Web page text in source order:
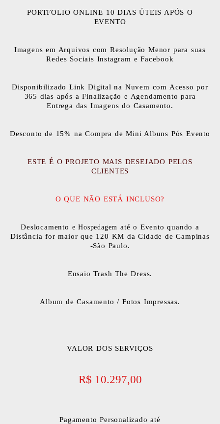
PORTFOLIO ONLINE 10 DIAS ÚTEIS APÓS O
EVENTO
Imagens em Arquivos com Resolução Menor para suas
Redes Sociais Instagram e Facebook
Disponibilizado Link Digital na Nuvem com Acesso por
365 dias após a Finalização e Agendamento para
Entrega das Imagens do Casamento.
Desconto de 15% na Compra de Mini Albuns Pós Evento
ESTE É O PROJETO MAIS DESEJADO PELOS
CLIENTES
O QUE NÃO ESTÁ INCLUSO?
Deslocamento e Hospedagem até o Evento quando a
Distância for maior que 120 KM da Cidade de Campinas
-São Paulo.
Ensaio Trash The Dress.
Album de Casamento / Fotos Impressas.
VALOR DOS SERVIÇOS
R$ 10.297,00
Pagamento Personalizado até